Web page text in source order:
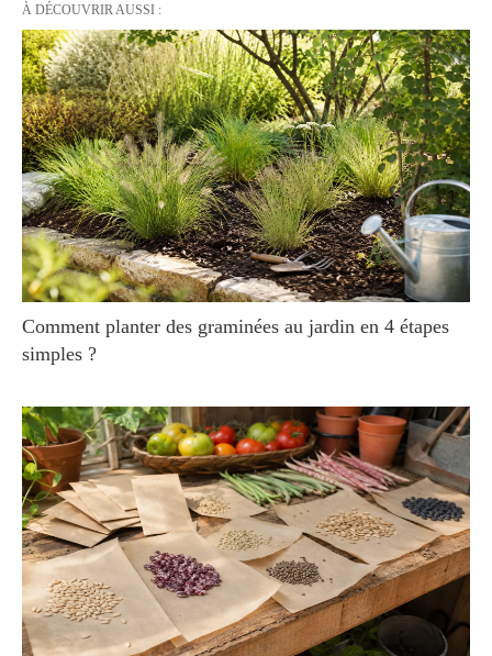
À DÉCOUVRIR AUSSI :
Comment planter des graminées au jardin en 4 étapes
simples ?